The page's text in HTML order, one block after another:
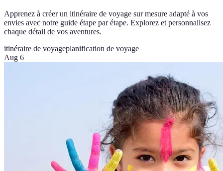
Apprenez à créer un itinéraire de voyage sur mesure adapté à vos
envies avec notre guide étape par étape. Explorez et personnalisez
chaque détail de vos aventures.
itinéraire de voyageplanification de voyage
Aug 6